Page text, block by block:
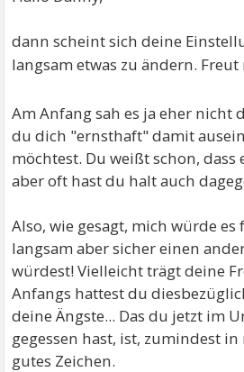
dann scheint sich deine
langsam etwas zu ändern.
Am Anfang sah es ja eher nicht
du dich "ernsthaft" damit
möchtest. Du weißt schon,
aber oft hast du halt auch
Also, wie gesagt, mich würde
langsam aber sicher einen
würdest! Vielleicht trägt deine
Anfangs hattest du
deine Ängste... Das du jetzt im
gegessen hast, ist, zumindest
gutes Zeichen.